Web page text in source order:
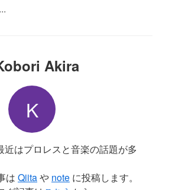
Akira
K
近はプロレスと音楽の話題が多
は Qiitaや note に投稿します。